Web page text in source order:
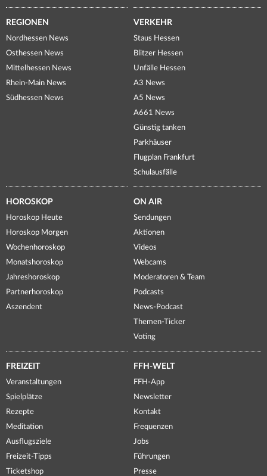
REGIONEN
Nordhessen News
Osthessen News
Mittelhessen News
Rhein-Main News
Südhessen News
VERKEHR
Staus Hessen
Blitzer Hessen
Unfälle Hessen
A3 News
A5 News
A661 News
Günstig tanken
Parkhäuser
Flugplan Frankfurt
Schulausfälle
HOROSKOP
Horoskop Heute
Horoskop Morgen
Wochenhoroskop
Monatshoroskop
Jahreshoroskop
Partnerhoroskop
Aszendent
ON AIR
Sendungen
Aktionen
Videos
Webcams
Moderatoren & Team
Podcasts
News-Podcast
Themen-Ticker
Voting
FREIZEIT
Veranstaltungen
Spielplätze
Rezepte
Meditation
Ausflugsziele
Freizeit-Tipps
Ticketshop
FFH-WELT
FFH-App
Newsletter
Kontakt
Frequenzen
Jobs
Führungen
Presse